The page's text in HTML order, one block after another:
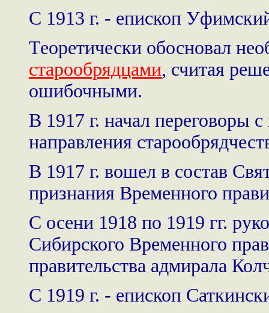
С 1913 г. - епископ
Теоретически обосновал
старообрядцами, считая
ошибочными.
В 1917 г. начал переговоры
направления
В 1917 г. вошел в состав
признания Временного
С осени 1918 по 1919 гг.
Сибирского Временного
правительства адмирала
С 1919 г. - епископ